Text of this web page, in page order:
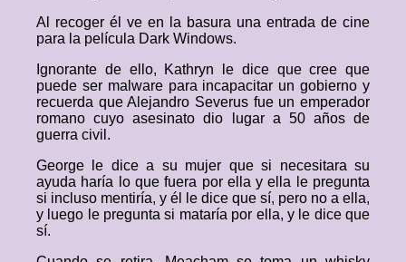
Al recoger él ve en la basura una entrada de cine
para la película Dark Windows.
Ignorante de ello, Kathryn le dice que cree que
puede ser malware para incapacitar un gobierno y
recuerda que Alejandro Severus fue un emperador
romano cuyo asesinato dio lugar a 50 años de
guerra civil.
George le dice a su mujer que si necesitara su
ayuda haría lo que fuera por ella y ella le pregunta
si incluso mentiría, y él le dice que sí, pero no a ella,
y luego le pregunta si mataría por ella, y le dice que
sí.